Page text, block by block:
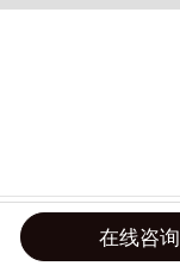
网站首页
在线咨询